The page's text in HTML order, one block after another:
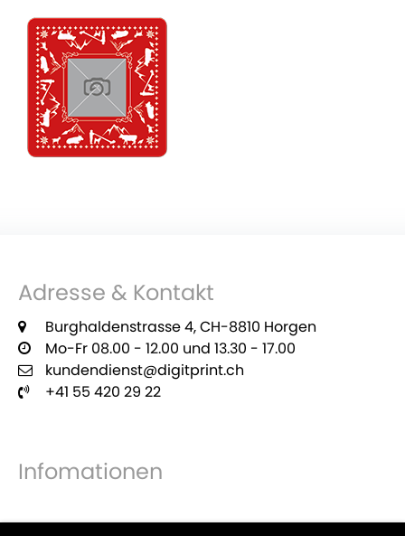
Adresse & Kontakt
Burghaldenstrasse 4, CH-8810 Horgen
Mo-Fr 08.00 - 12.00 und 13.30 - 17.00
kundendienst@digitprint.ch
+41 55 420 29 22
Infomationen